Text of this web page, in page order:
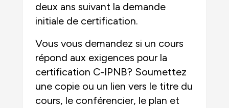
deux ans suivant la demande
initiale de certification.
Vous vous demandez si un cours
répond aux exigences pour la
certification C-IPNB? Soumettez
une copie ou un lien vers le titre du
cours, le conférencier, le plan et